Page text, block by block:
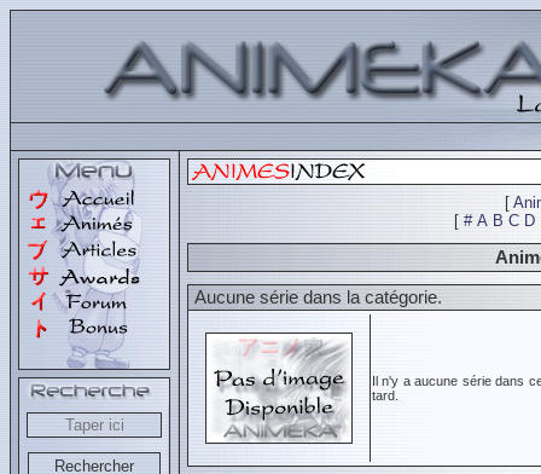
[
[ # A B C D
Aucune série dans la catégorie.
Il n'y a aucune série dans
tard.